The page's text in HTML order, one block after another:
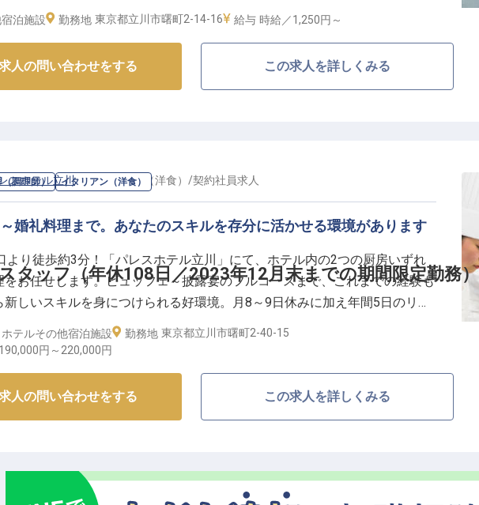
ルを活かしてホテルを支える
円滑に進めるための大切な事務業務をお任せします。受発注処理や勤怠管
伝票処理など、幅広い業務を通じてホテルの「おもてなし」を裏側から支え
すい環境とキャリアアップ】
バイトとして、あなたのライフスタイルに合わせたシフトで働くことが可能
生もございます。
員を目指せる登用制度もあり、長期的なキャリア形成も応援いたします。
日時点の情報です
泊施設 勤務地 東京都立川市曙町2-14-16 給与 時給／1,250円～
人の問い合わせをする この求人を詳しくみる
（調理師） イタリアン（洋食）
タッフ（年休108日／2023年12月末までの期間限定勤務）
スホテル立川のイタリアン（洋食） /契約社員求人
婚礼料理まで。あなたのスキルを存分に活かせる環境があります
より徒歩約3分！「パレスホテル立川」にて、ホテル内の2つの厨房いずれ
をお任せします。ビュッフェ～披露宴のフルコースまで、これまでの経験も
しいスキルを身につけられる好環境。月8～9日休みに加え年間5日のリフ
もあり、残業は月平均10h程度と少なめで働きやすさも抜群です。できるこ
ますので、ホテルでの調理が初めての方もご安心ください！
施設について】
てのお客様に上質な寛ぎ空間と最高のひとときをご提供しませんか？※2023
営業となるため、期間限定で採用を行なっています。
テルその他宿泊施設 勤務地 東京都立川市曙町2-40-15
円～ 220,000円
人の問い合わせをする この求人を詳しくみる